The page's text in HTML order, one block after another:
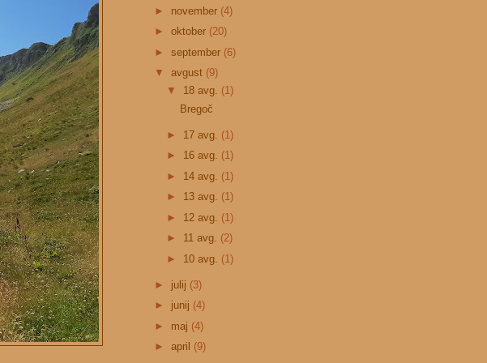
► november (4)
► oktober (20)
► september (6)
▼ avgust (9)
▼ 18 avg. (1)
Bregoč
► 17 avg. (1)
► 16 avg. (1)
► 14 avg. (1)
► 13 avg. (1)
► 12 avg. (1)
► 11 avg. (2)
► 10 avg. (1)
► julij (3)
► junij (4)
► maj (4)
► april (9)